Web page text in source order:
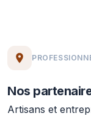
Nos
Artisans et